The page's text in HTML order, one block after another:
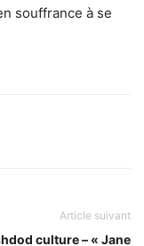
souffrance à se
Article suivant
culture – « Jane